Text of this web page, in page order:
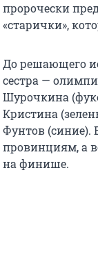
пророчески
«старички»,
До решающего
сестра —
Шурочкина
Кристина
Фунтов (синие).
провинциям, а
на финише.